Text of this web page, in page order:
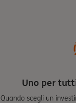
Uno per
Quando scegli un